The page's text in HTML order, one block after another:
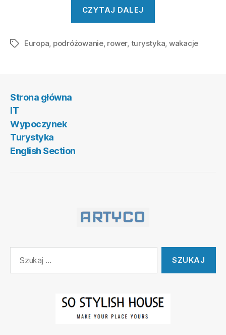
CZYTAJ DALEJ
TagiEuropa, podróżowanie, rower, turystyka, wakacje
Strona główna
IT
Wypoczynek
Turystyka
English Section